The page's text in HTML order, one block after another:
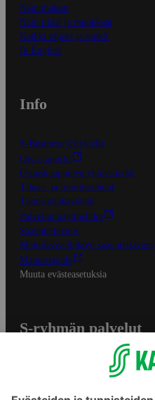
Näin maksat
Näin tilaat ja muokkaat
Kaikki ohjeet ja vinkit
In English
Info
S-Business yrityksille
Oiva-raportit
Osuuskauppojen yhteystiedot
Tilaus- ja toimitusehdot
Tietosuojakäytäntö
Palvelun käyttöehdot
Saavutettavuus
Mobiilisovelluksen saavutettavuus
Mainostajalle
Muuta evästeasetuksia
S-ryhmän palvelut